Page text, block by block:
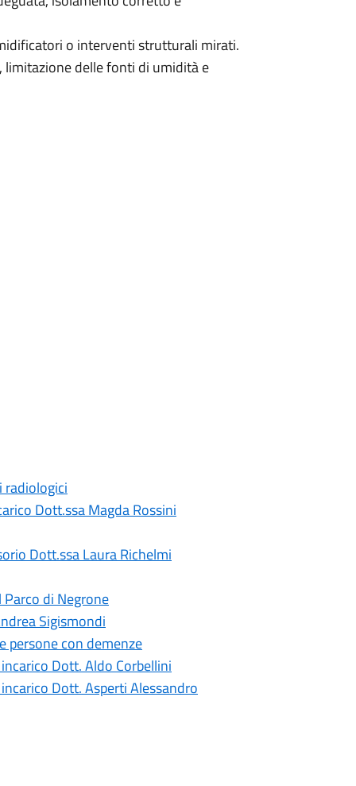
o interventi strutturali mirati.
limitazione delle fonti di umidità e
radiologici
Dott.ssa Magda Rossini
Dott.ssa Laura Richelmi
di Negrone
Sigismondi
persone con demenze
Dott. Aldo Corbellini
Dott. Asperti Alessandro